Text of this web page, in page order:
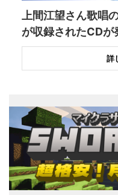
上間江望さん歌唱
が収録されたCDが
詳